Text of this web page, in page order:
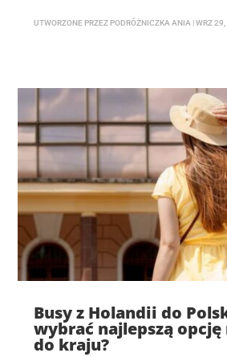
UTWORZONE PRZEZ PODRÓŻNICZKA ANIA |WRZ
Busy z Holandii do
wybrać najlepszą
do kraju?